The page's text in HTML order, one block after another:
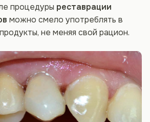
процедуры реставрации
можно смело употреблять в
не меняя свой рацион.